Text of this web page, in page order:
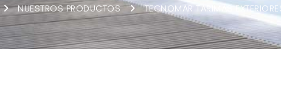
NUESTROS PRODUCTOS TECNOMAR TARIMAS